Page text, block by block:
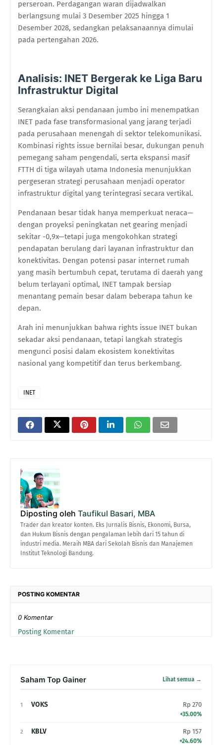
perseroan. Perdagangan waran dijadwalkan
berlangsung mulai 3 Desember 2025 hingga 1
Desember 2028, sedangkan pelaksanaannya dimulai
pada pertengahan 2026.
Analisis: INET Bergerak ke Liga Baru
Infrastruktur Digital
Serangkaian aksi pendanaan jumbo ini menempatkan
INET pada fase transformasional yang jarang terjadi
pada perusahaan menengah di sektor telekomunikasi.
Kombinasi rights issue bernilai besar, dukungan penuh
pemegang saham pengendali, serta ekspansi masif
FTTH di tiga wilayah utama Indonesia menunjukkan
pergeseran strategi perusahaan menjadi operator
infrastruktur digital yang terintegrasi secara vertikal.
Pendanaan besar tidak hanya memperkuat neraca—
dengan proyeksi peningkatan net gearing menjadi
sekitar -0,9x—tetapi juga mengokohkan strategi
pendapatan berulang dari layanan infrastruktur dan
konektivitas. Dengan potensi pasar internet rumah
yang masih bertumbuh cepat, terutama di daerah yang
belum terlayani optimal, INET tampak bersiap
menantang pemain besar dalam beberapa tahun ke
depan.
Arah ini menunjukkan bahwa rights issue INET bukan
sekadar aksi pendanaan, tetapi langkah strategis
mengunci posisi dalam ekosistem konektivitas
nasional yang kompetitif dan terus berkembang.
INET
Diposting oleh Taufikul Basari, MBA
Trader dan kreator konten. Eks Jurnalis Bisnis, Ekonomi, Bursa,
dan Hukum Bisnis dengan pengalaman lebih dari 15 tahun di
industri media. Meraih MBA dari Sekolah Bisnis dan Manajemen
Institut Teknologi Bandung.
POSTING KOMENTAR
0 Komentar
Posting Komentar
Saham Top Gainer Lihat semua →
1 VOKS Rp 270
+35.00%
2 KBLV Rp 157
+24.60%